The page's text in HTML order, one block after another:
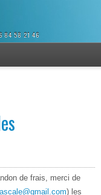
de frais, merci de
) les